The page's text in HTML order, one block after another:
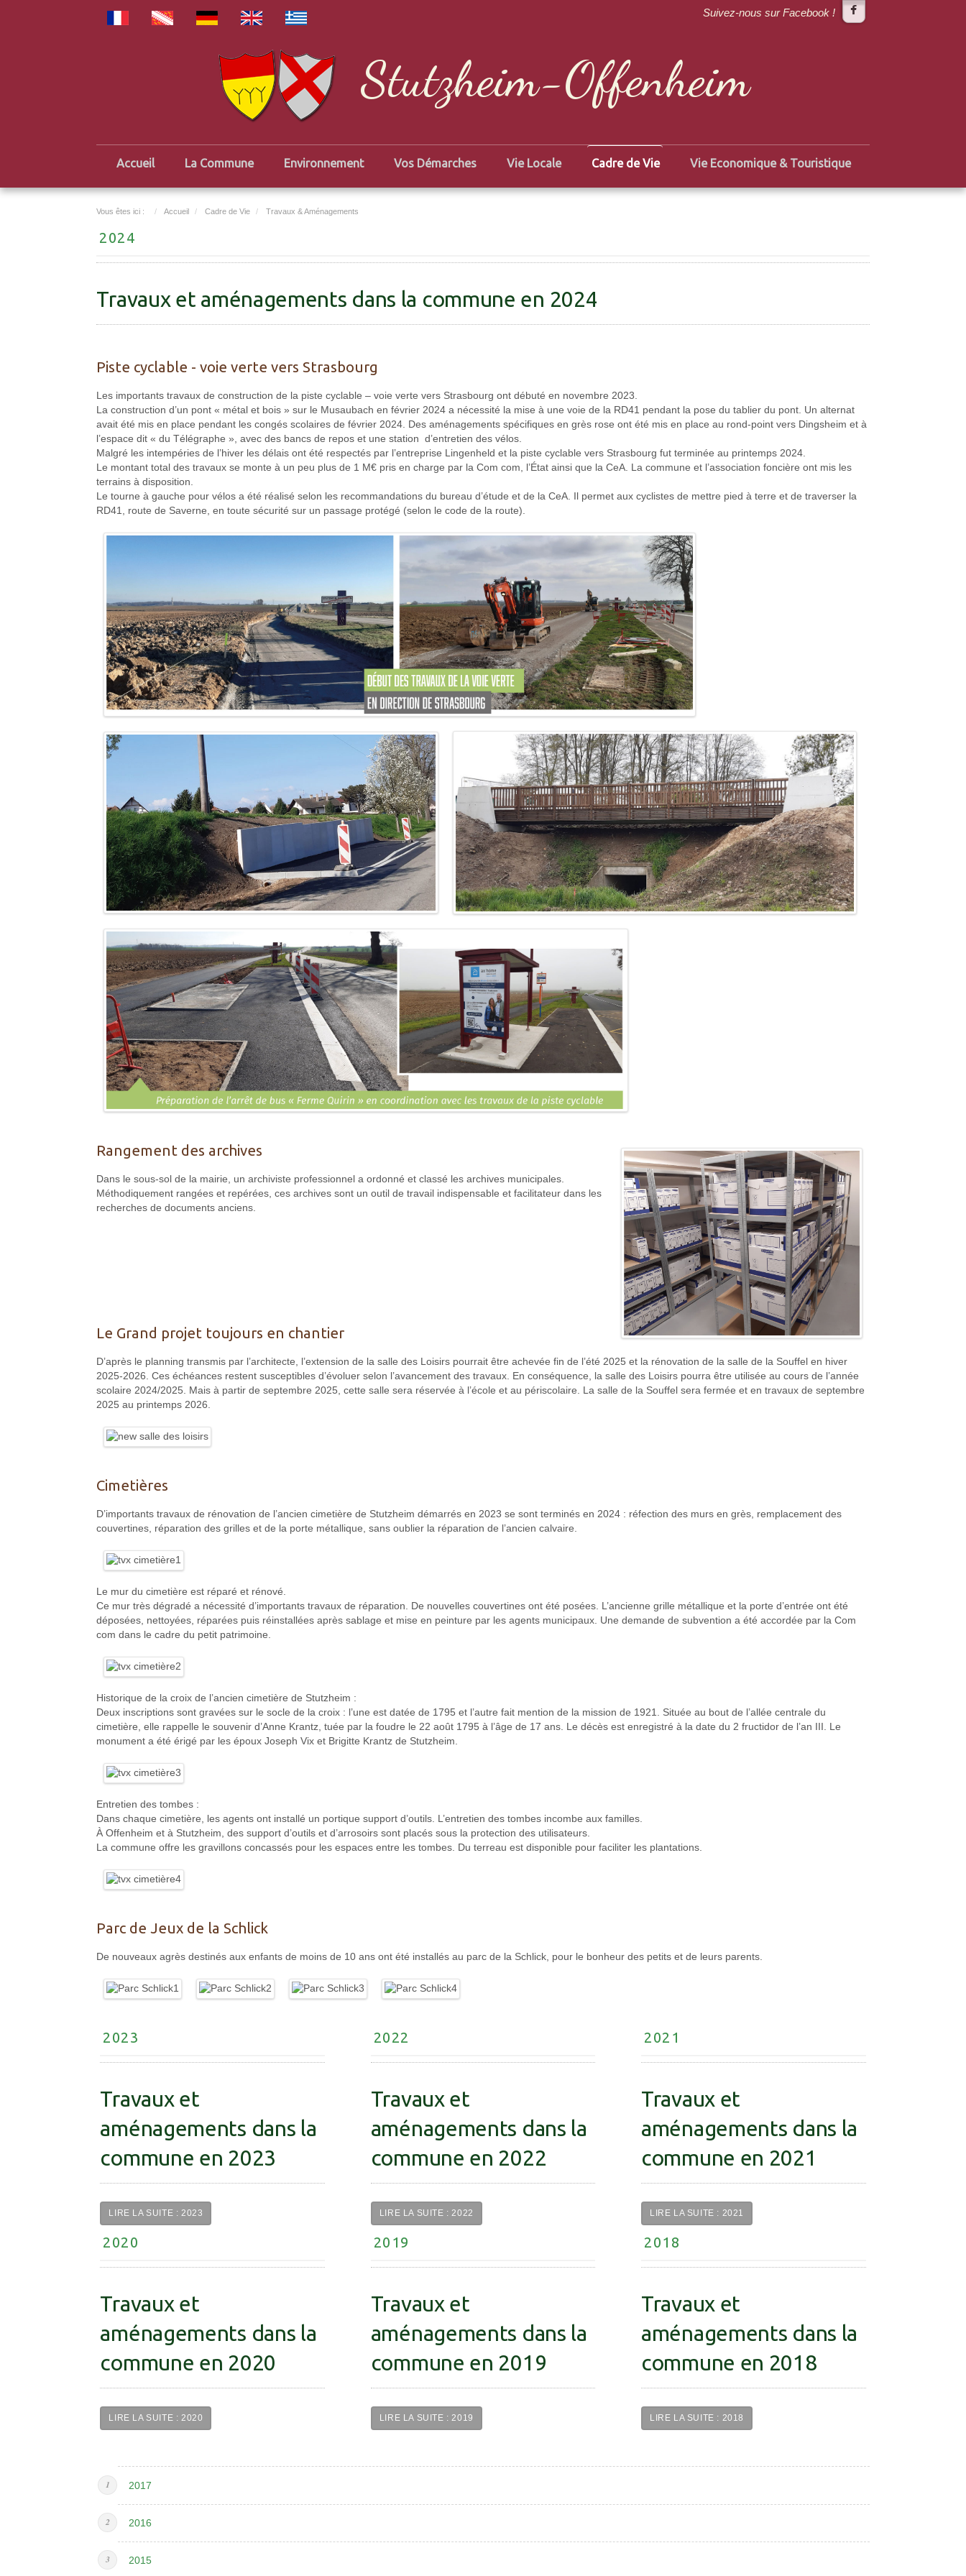
Suivez-nous sur Facebook !
Stutzheim-Offenheim
Accueil La Commune Environnement Vos Démarches Vie Locale Cadre de Vie Vie Economique & Touristique
Vous êtes ici : Accueil Cadre de Vie Travaux & Aménagements
2024
Travaux et aménagements dans la commune en 2024
Piste cyclable - voie verte vers Strasbourg
Les importants travaux de construction de la piste cyclable – voie verte vers Strasbourg ont débuté en novembre 2023.
La construction d’un pont « métal et bois » sur le Musaubach en février 2024 a nécessité la mise à une voie de la RD41 pendant la pose du tablier du pont. Un alternat
avait été mis en place pendant les congés scolaires de février 2024. Des aménagements spécifiques en grès rose ont été mis en place au rond-point vers Dingsheim et à
l’espace dit « du Télégraphe », avec des bancs de repos et une station d’entretien des vélos.
Malgré les intempéries de l’hiver les délais ont été respectés par l’entreprise Lingenheld et la piste cyclable vers Strasbourg fut terminée au printemps 2024.
Le montant total des travaux se monte à un peu plus de 1 M€ pris en charge par la Com com, l’État ainsi que la CeA. La commune et l’association foncière ont mis les
terrains à disposition.
Le tourne à gauche pour vélos a été réalisé selon les recommandations du bureau d’étude et de la CeA. Il permet aux cyclistes de mettre pied à terre et de traverser la
RD41, route de Saverne, en toute sécurité sur un passage protégé (selon le code de la route).
Rangement des archives
Dans le sous-sol de la mairie, un archiviste professionnel a ordonné et classé les archives municipales.
Méthodiquement rangées et repérées, ces archives sont un outil de travail indispensable et facilitateur dans les
recherches de documents anciens.
Le Grand projet toujours en chantier
D’après le planning transmis par l’architecte, l’extension de la salle des Loisirs pourrait être achevée fin de l’été 2025 et la rénovation de la salle de la Souffel en hiver
2025-2026. Ces échéances restent susceptibles d’évoluer selon l’avancement des travaux. En conséquence, la salle des Loisirs pourra être utilisée au cours de l’année
scolaire 2024/2025. Mais à partir de septembre 2025, cette salle sera réservée à l’école et au périscolaire. La salle de la Souffel sera fermée et en travaux de septembre
2025 au printemps 2026.
Cimetières
D’importants travaux de rénovation de l’ancien cimetière de Stutzheim démarrés en 2023 se sont terminés en 2024 : réfection des murs en grès, remplacement des
couvertines, réparation des grilles et de la porte métallique, sans oublier la réparation de l’ancien calvaire.
Le mur du cimetière est réparé et rénové.
Ce mur très dégradé a nécessité d’importants travaux de réparation. De nouvelles couvertines ont été posées. L’ancienne grille métallique et la porte d’entrée ont été
déposées, nettoyées, réparées puis réinstallées après sablage et mise en peinture par les agents municipaux. Une demande de subvention a été accordée par la Com
com dans le cadre du petit patrimoine.
Historique de la croix de l’ancien cimetière de Stutzheim :
Deux inscriptions sont gravées sur le socle de la croix : l’une est datée de 1795 et l’autre fait mention de la mission de 1921. Située au bout de l’allée centrale du
cimetière, elle rappelle le souvenir d’Anne Krantz, tuée par la foudre le 22 août 1795 à l’âge de 17 ans. Le décès est enregistré à la date du 2 fructidor de l’an III. Le
monument a été érigé par les époux Joseph Vix et Brigitte Krantz de Stutzheim.
Entretien des tombes :
Dans chaque cimetière, les agents ont installé un portique support d’outils. L’entretien des tombes incombe aux familles.
À Offenheim et à Stutzheim, des support d’outils et d’arrosoirs sont placés sous la protection des utilisateurs.
La commune offre les gravillons concassés pour les espaces entre les tombes. Du terreau est disponible pour faciliter les plantations.
Parc de Jeux de la Schlick
De nouveaux agrès destinés aux enfants de moins de 10 ans ont été installés au parc de la Schlick, pour le bonheur des petits et de leurs parents.
2023
Travaux et
aménagements dans la
commune en 2023
LIRE LA SUITE : 2023
2022
Travaux et
aménagements dans la
commune en 2022
LIRE LA SUITE : 2022
2021
Travaux et
aménagements dans la
commune en 2021
LIRE LA SUITE : 2021
2020
Travaux et
aménagements dans la
commune en 2020
LIRE LA SUITE : 2020
2019
Travaux et
aménagements dans la
commune en 2019
LIRE LA SUITE : 2019
2018
Travaux et
aménagements dans la
commune en 2018
LIRE LA SUITE : 2018
2017
2016
2015